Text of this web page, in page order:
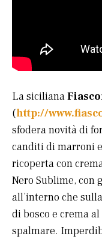
La siciliana
(http://
sfodera novità di
canditi di marroni
ricoperta con
Nero Sublime, con
all’interno che
di bosco e crema
spalmare.